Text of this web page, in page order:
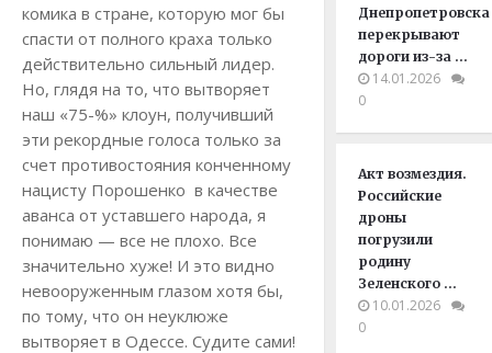
комика в стране, которую мог бы
спасти от полного краха только
действительно сильный лидер.
Но, глядя на то, что вытворяет
наш «75-%» клоун, получивший
эти рекордные голоса только за
счет противостояния конченному
нацисту Порошенко в качестве
аванса от уставшего народа, я
понимаю — все не плохо. Все
значительно хуже! И это видно
невооруженным глазом хотя бы,
по тому, что он неуклюже
вытворяет в Одессе. Судите сами!
Днепропетровска
перекрывают
дороги из-за …
14.01.2026
0
Акт возмездия.
Российские
дроны
погрузили
родину
Зеленского …
10.01.2026
0